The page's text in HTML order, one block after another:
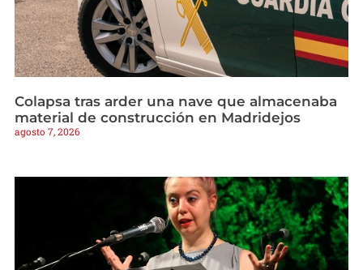
Colapsa tras arder una nave que almacenaba
material de construcción en Madridejos
agosto 7, 2026